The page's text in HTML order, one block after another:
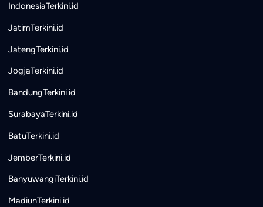
IndonesiaTerkini.id
JatimTerkini.id
JatengTerkini.id
JogjaTerkini.id
BandungTerkini.id
SurabayaTerkini.id
BatuTerkini.id
JemberTerkini.id
BanyuwangiTerkini.id
MadiunTerkini.id